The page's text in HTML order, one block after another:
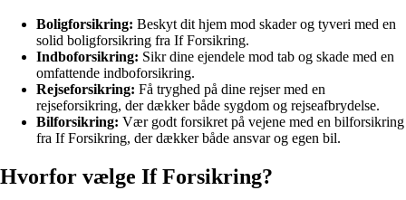
Boligforsikring: Beskyt dit hjem mod skader og tyveri med en
solid boligforsikring fra If Forsikring.
Indboforsikring: Sikr dine ejendele mod tab og skade med en
omfattende indboforsikring.
Rejseforsikring: Få tryghed på dine rejser med en
rejseforsikring, der dækker både sygdom og rejseafbrydelse.
Bilforsikring: Vær godt forsikret på vejene med en bilforsikring
fra If Forsikring, der dækker både ansvar og egen bil.
Hvorfor vælge If Forsikring?